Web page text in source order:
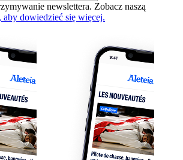
newslettera. Zobacz naszą
dowiedzieć się więcej.